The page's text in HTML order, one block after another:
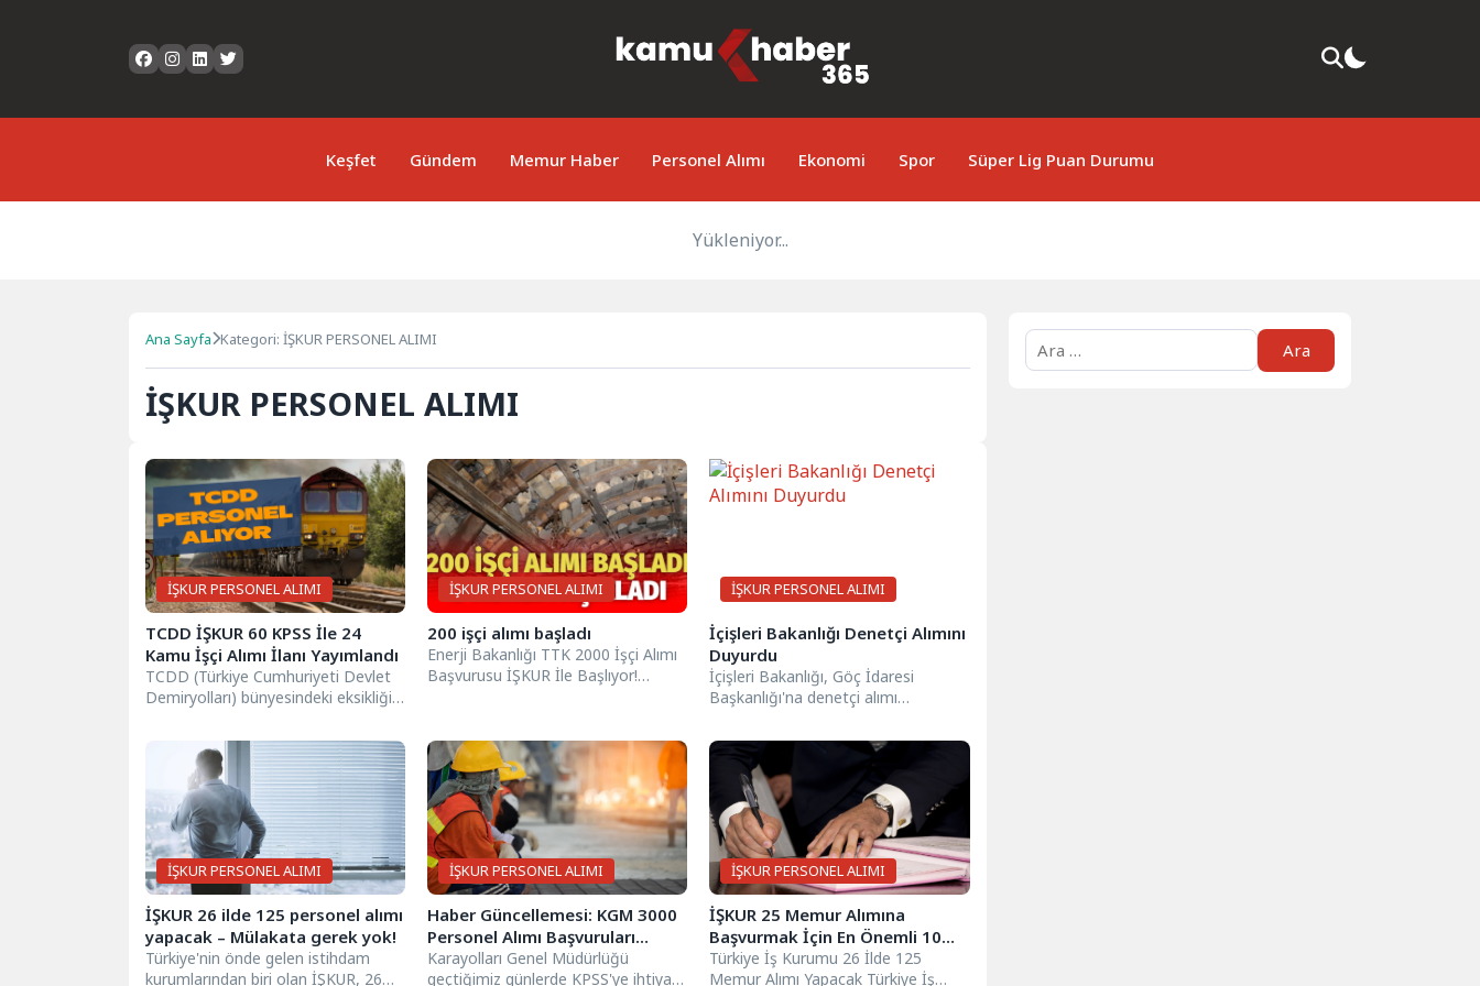
Keşfet Gündem Memur Haber Personel Alımı Ekonomi Spor Süper Lig Puan Durumu
Yükleniyor...
Ana Sayfa Kategori: İŞKUR PERSONEL ALIMI
İŞKUR PERSONEL ALIMI
İŞKUR PERSONEL ALIMI
TCDD İŞKUR 60 KPSS İle 24
Kamu İşçi Alımı İlanı Yayımlandı
TCDD (Türkiye Cumhuriyeti Devlet
Demiryolları) bünyesindeki eksikliği
yayımlanan bir duyuru ile...
İŞKUR PERSONEL ALIMI
200 işçi alımı başladı
Enerji Bakanlığı TTK 2000 İşçi Alımı
Başvurusu İŞKUR İle Başlıyor!
İŞKUR PERSONEL ALIMI
İçişleri Bakanlığı Denetçi Alımını
Duyurdu
İçişleri Bakanlığı, Göç İdaresi
Başkanlığı'na denetçi alımı
süreci 19 Mayıs 2023 tarihinde...
İŞKUR PERSONEL ALIMI
İŞKUR 26 ilde 125 personel alımı
yapacak – Mülakata gerek yok!
Türkiye'nin önde gelen istihdam
kurumlarından biri olan İŞKUR, 26
İŞKUR PERSONEL ALIMI
Haber Güncellemesi: KGM 3000
Personel Alımı Başvuruları
Başladı
Karayolları Genel Müdürlüğü
geçtiğimiz günlerde KPSS'ye ihtiyaç
İŞKUR PERSONEL ALIMI
İŞKUR 25 Memur Alımına
Başvurmak İçin En Önemli 10
Neden – “26 İlde Hemen
Başvurun!”
Türkiye İş Kurumu 26 İlde 125
Memur Alımı Yapacak Türkiye İş